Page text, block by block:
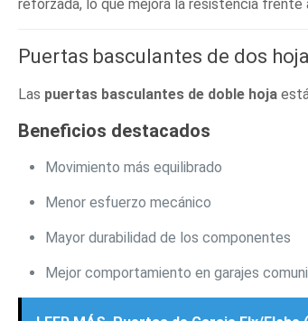
reforzada, lo que mejora la resistencia frente
Puertas basculantes de dos
Las puertas basculantes de doble hoja
Beneficios destacados
Movimiento más equilibrado
Menor esfuerzo mecánico
Mayor durabilidad de los componentes
Mejor comportamiento en garajes